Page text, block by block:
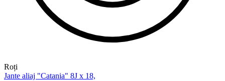
Roți
Jante aliaj "Catania" 8J x 18,